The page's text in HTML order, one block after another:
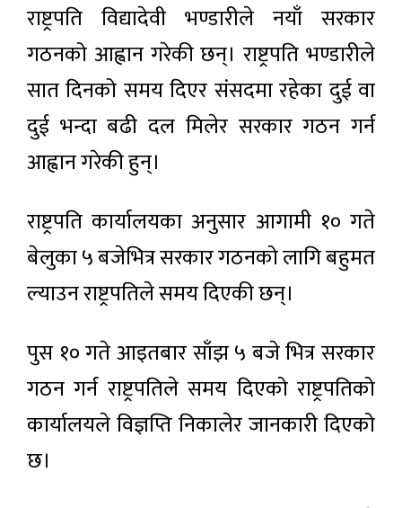
राष्ट्रपति विद्यादेवी भण्डारीले नयाँ सरकार
गठनको आह्वान गरेकी छन्। राष्ट्रपति भण्डारीले
सात दिनको समय दिएर संसदमा रहेका दुई वा
दुई भन्दा बढी दल मिलेर सरकार गठन गर्न
आह्वान गरेकी हुन्।
राष्ट्रपति कार्यालयका अनुसार आगामी १० गते
बेलुका ५ बजेभित्र सरकार गठनको लागि बहुमत
ल्याउन राष्ट्रपतिले समय दिएकी छन्।
पुस १० गते आइतबार साँझ ५ बजे भित्र सरकार
गठन गर्न राष्ट्रपतिले समय दिएको राष्ट्रपतिको
कार्यालयले विज्ञप्ति निकालेर जानकारी दिएको
छ।